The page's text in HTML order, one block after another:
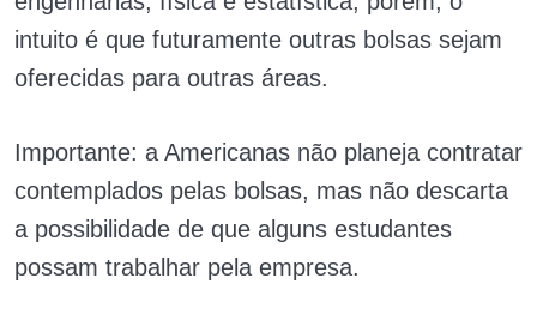
intuito é que futuramente outras bolsas sejam
oferecidas para outras áreas.
Importante: a Americanas não planeja contratar
contemplados pelas bolsas, mas não descarta
a possibilidade de que alguns estudantes
possam trabalhar pela empresa.